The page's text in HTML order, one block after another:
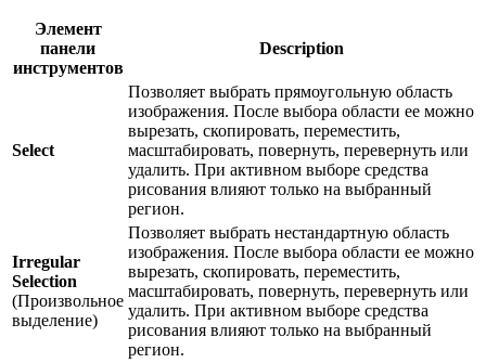
Элемент
панели
инструментов
Description
Select
Позволяет выбрать прямоугольную область
изображения. После выбора области ее можно
вырезать, скопировать, переместить,
масштабировать, повернуть, перевернуть или
удалить. При активном выборе средства
рисования влияют только на выбранный
регион.
Irregular
Selection
(Произвольное
выделение)
Позволяет выбрать нестандартную область
изображения. После выбора области ее можно
вырезать, скопировать, переместить,
масштабировать, повернуть, перевернуть или
удалить. При активном выборе средства
рисования влияют только на выбранный
регион.